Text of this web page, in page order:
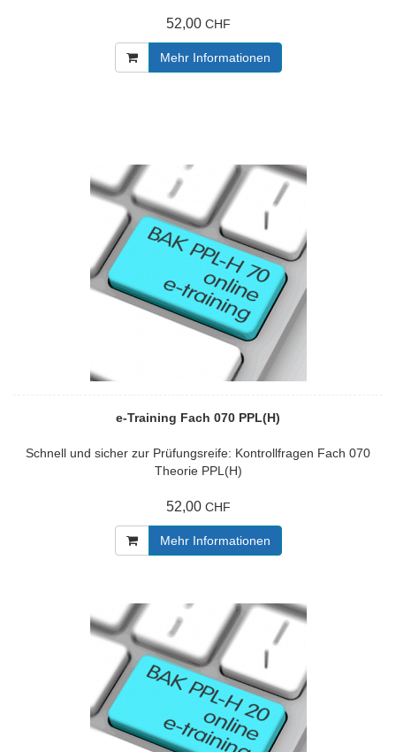
52,00 CHF
Mehr Informationen
e-Training Fach 070 PPL(H)
Schnell und sicher zur Prüfungsreife: Kontrollfragen Fach 070
Theorie PPL(H)
52,00 CHF
Mehr Informationen